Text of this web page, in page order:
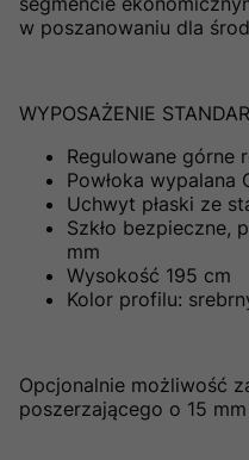
w poszanowaniu dla
WYPOSAŻENIE
Regulowane górne
Powłoka wypalana
Uchwyt płaski ze
Szkło bezpieczne,
mm
Wysokość 195 cm
Kolor profilu:
Opcjonalnie możliwość
poszerzającego o 15